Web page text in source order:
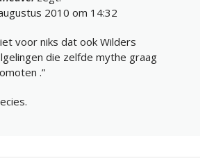
2010 om 14:32
voor niks dat ook Wilders
die zelfde mythe graag
.”